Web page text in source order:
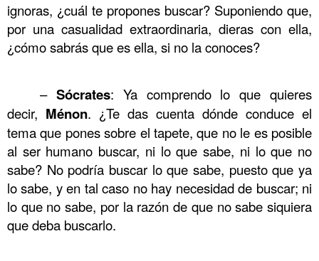
ignoras, ¿cuál te propones buscar? Suponiendo que,
por una casualidad extraordinaria, dieras con ella,
¿cómo sabrás que es ella, si no la conoces?
– Sócrates: Ya comprendo lo que quieres
decir, Ménon. ¿Te das cuenta dónde conduce el
tema que pones sobre el tapete, que no le es posible
al ser humano buscar, ni lo que sabe, ni lo que no
sabe? No podría buscar lo que sabe, puesto que ya
lo sabe, y en tal caso no hay necesidad de buscar; ni
lo que no sabe, por la razón de que no sabe siquiera
que deba buscarlo.